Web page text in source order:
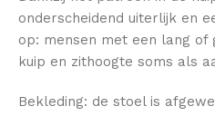
onderscheidend uiterlijk en
op: mensen met een lang
kuip en zithoogte soms als
Bekleding: de stoel is